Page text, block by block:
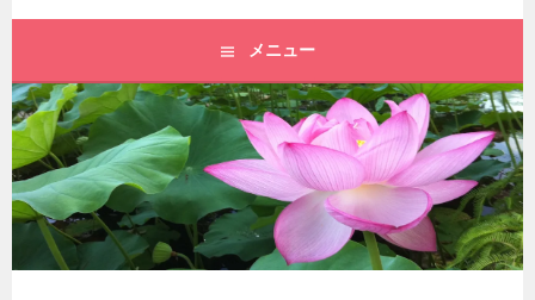
メニュー